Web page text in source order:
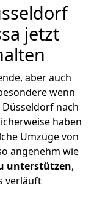
jetzt
aber auch
wenn
nach
haben
Umzüge von
angenehm wie
unterstützen,
verläuft